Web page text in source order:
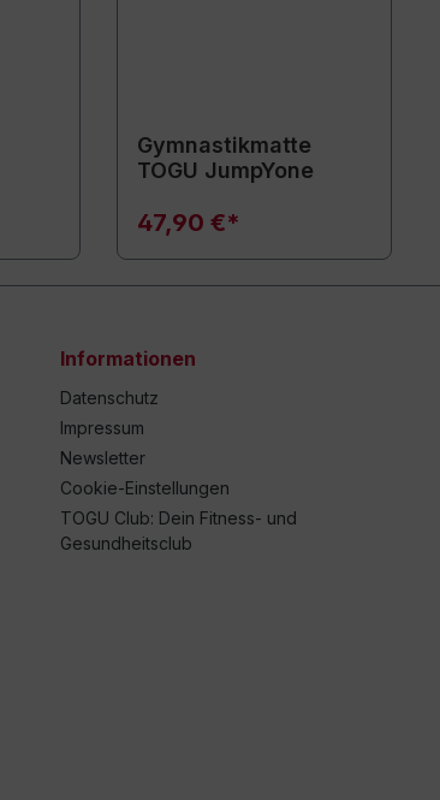
Gymnastikmatte
TOGU JumpYone
47,90 €*
Informationen
Datenschutz
Impressum
Newsletter
Cookie-Einstellungen
TOGU Club: Dein Fitness- und
Gesundheitsclub